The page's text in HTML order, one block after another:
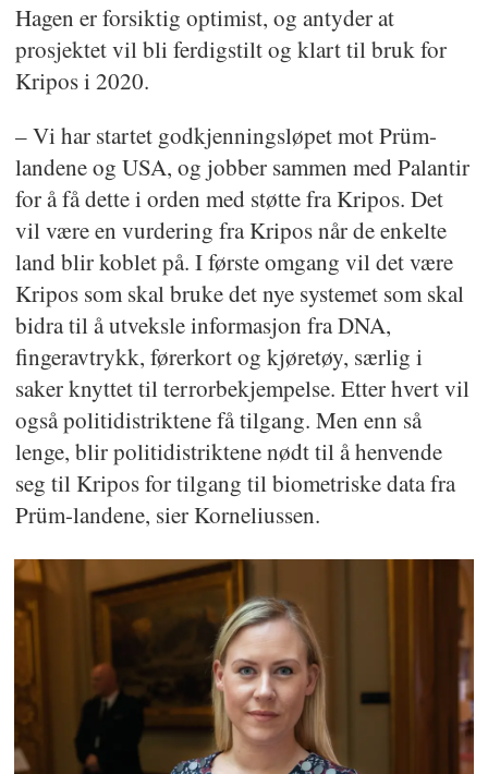
Hagen er forsiktig optimist, og antyder at
prosjektet vil bli ferdigstilt og klart til bruk for
Kripos i 2020.
– Vi har startet godkjenningsløpet mot Prüm-
landene og USA, og jobber sammen med Palantir
for å få dette i orden med støtte fra Kripos. Det
vil være en vurdering fra Kripos når de enkelte
land blir koblet på. I første omgang vil det være
Kripos som skal bruke det nye systemet som skal
bidra til å utveksle informasjon fra DNA,
fingeravtrykk, førerkort og kjøretøy, særlig i
saker knyttet til terrorbekjempelse. Etter hvert vil
også politidistriktene få tilgang. Men enn så
lenge, blir politidistriktene nødt til å henvende
seg til Kripos for tilgang til biometriske data fra
Prüm-landene, sier Korneliussen.